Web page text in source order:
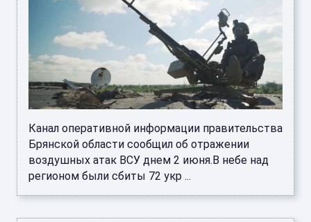
Канал оперативной информации правительства
Брянской области сообщил об отражении
воздушных атак ВСУ днем 2 июня.В небе над
регионом были сбиты 72 укр ...